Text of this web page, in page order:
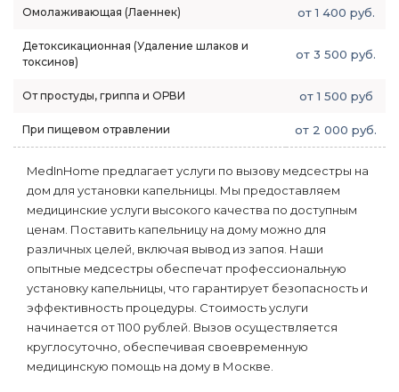
Омолаживающая (Лаеннек) от 1 400 руб.
Детоксикационная (Удаление шлаков и
токсинов)
от 3 500 руб.
От простуды, гриппа и ОРВИ от 1 500 руб
При пищевом отравлении от 2 000 руб.
MedInHome предлагает услуги по вызову медсестры на
дом для установки капельницы. Мы предоставляем
медицинские услуги высокого качества по доступным
ценам. Поставить капельницу на дому можно для
различных целей, включая вывод из запоя. Наши
опытные медсестры обеспечат профессиональную
установку капельницы, что гарантирует безопасность и
эффективность процедуры. Стоимость услуги
начинается от 1100 рублей. Вызов осуществляется
круглосуточно, обеспечивая своевременную
медицинскую помощь на дому в Москве.